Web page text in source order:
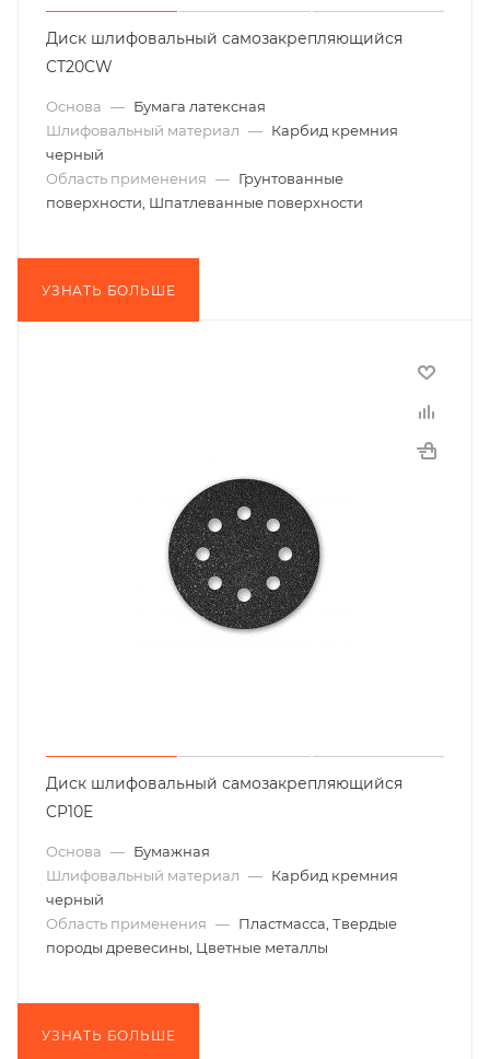
Диск шлифовальный самозакрепляющийся
CT20CW
Основа — Бумага латексная
Шлифовальный материал — Карбид кремния
черный
Область применения — Грунтованные
поверхности, Шпатлеванные поверхности
УЗНАТЬ БОЛЬШЕ
Диск шлифовальный самозакрепляющийся
CP10E
Основа — Бумажная
Шлифовальный материал — Карбид кремния
черный
Область применения — Пластмасса, Твердые
породы древесины, Цветные металлы
УЗНАТЬ БОЛЬШЕ